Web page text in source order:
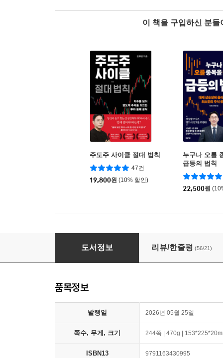
이 책을 구입하신 분
주도주 사이클 절대 법칙
47건
19,800원 (10% 할인)
누구나 오를
급등의 법칙
22,500원
매도의 기술
도서정보 리뷰/한줄평 (56/21)
품목정보
발행일 2026년 05월 25일
쪽수, 무게, 크기 244쪽 | 470g |
ISBN13 9791163430995